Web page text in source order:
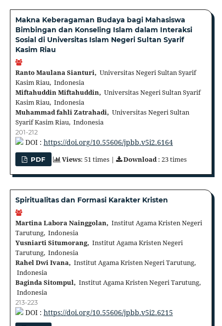
Makna Keberagaman Budaya bagi Mahasiswa
Bimbingan dan Konseling Islam dalam Interaksi
Sosial di Universitas Islam Negeri Sultan Syarif
Kasim Riau
Ranto Maulana Sianturi, Universitas Negeri Sultan Syarif
Kasim Riau, Indonesia
Miftahuddin Miftahuddin, Universitas Negeri Sultan Syarif
Kasim Riau, Indonesia
Muhammad fahli Zatrahadi, Universitas Negeri Sultan
Syarif Kasim Riau, Indonesia
201-212
DOI : https://doi.org/10.55606/jpbb.v5i2.6164
PDF Views: 51 times | Download : 23 times
Spiritualitas dan Formasi Karakter Kristen
Martina Labora Nainggolan, Institut Agama Kristen Negeri
Tarutung, Indonesia
Yusniarti Situmorang, Institut Agama Kristen Negeri
Tarutung, Indonesia
Rahel Dwi Ivana, Institut Agama Kristen Negeri Tarutung,
Indonesia
Baginda Sitompul, Institut Agama Kristen Negeri Tarutung,
Indonesia
213-223
DOI : https://doi.org/10.55606/jpbb.v5i2.6215